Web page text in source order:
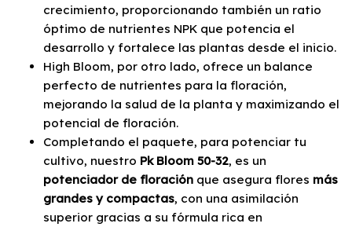
crecimiento, proporcionando también un ratio
óptimo de nutrientes NPK que potencia el
desarrollo y fortalece las plantas desde el inicio.
High Bloom, por otro lado, ofrece un balance
perfecto de nutrientes para la floración,
mejorando la salud de la planta y maximizando el
potencial de floración.
Completando el paquete, para potenciar tu
cultivo, nuestro Pk Bloom 50-32, es un
potenciador de floración que asegura flores más
grandes y compactas, con una asimilación
superior gracias a su fórmula rica en